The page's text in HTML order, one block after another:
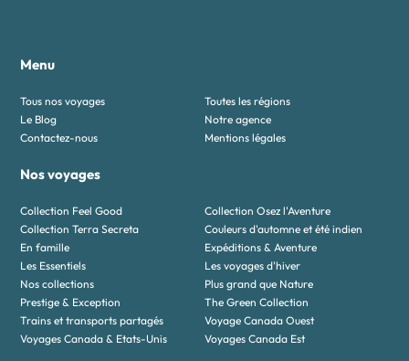
Menu
Tous nos voyages
Toutes les régions
Le Blog
Notre agence
Contactez-nous
Mentions légales
Nos voyages
Collection Feel Good
Collection Osez l'Aventure
Collection Terra Secreta
Couleurs d'automne et été indien
En famille
Expéditions & Aventure
Les Essentiels
Les voyages d'hiver
Nos collections
Plus grand que Nature
Prestige & Exception
The Green Collection
Trains et transports partagés
Voyage Canada Ouest
Voyages Canada & Etats-Unis
Voyages Canada Est